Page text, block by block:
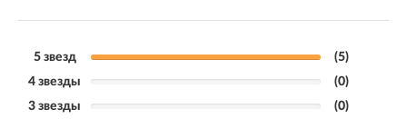
5 звезд
(5)
4 звезды
(0)
3 звезды
(0)